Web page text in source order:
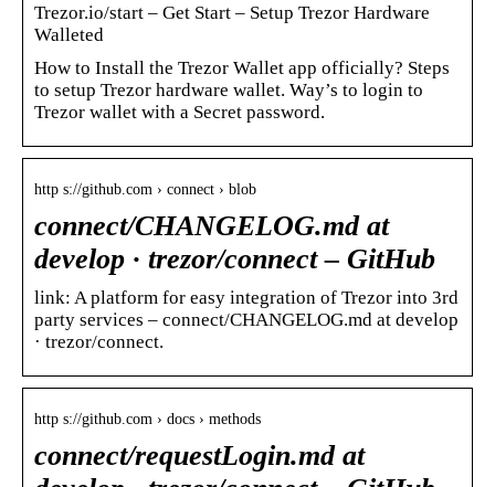
Trezor.io/start – Get Start – Setup Trezor Hardware
Walleted
How to Install the Trezor Wallet app officially? Steps
to setup Trezor hardware wallet. Way’s to login to
Trezor wallet with a Secret password.
http s://github.com › connect › blob
connect/CHANGELOG.md at
develop · trezor/connect – GitHub
link: A platform for easy integration of Trezor into 3rd
party services – connect/CHANGELOG.md at develop
· trezor/connect.
http s://github.com › docs › methods
connect/requestLogin.md at